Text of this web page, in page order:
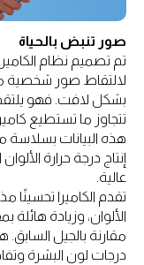
صور تنبض بالحياة
لالتقاط صور شخصية
بشكل لافت. فهو
هذه البيانات بسلاسة
إنتاج درجة حرارة
عالية.
مقارنة بالجيل
درجات لون البشرة